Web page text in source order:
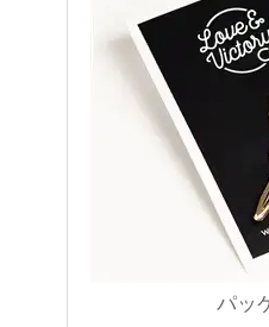
パッ